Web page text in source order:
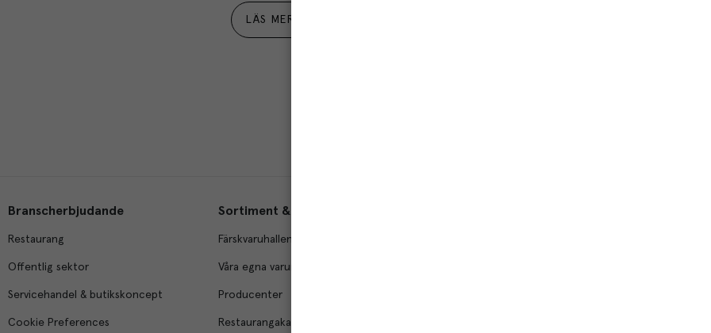
LÄS MER
Branscherbjudande
Restaurang
Offentlig sektor
Servicehandel & butikskoncept
Cookie Preferences
Sortiment & tjänster
Färskvaruhallen
Våra egna varumärken
Producenter
Restaurangakademien